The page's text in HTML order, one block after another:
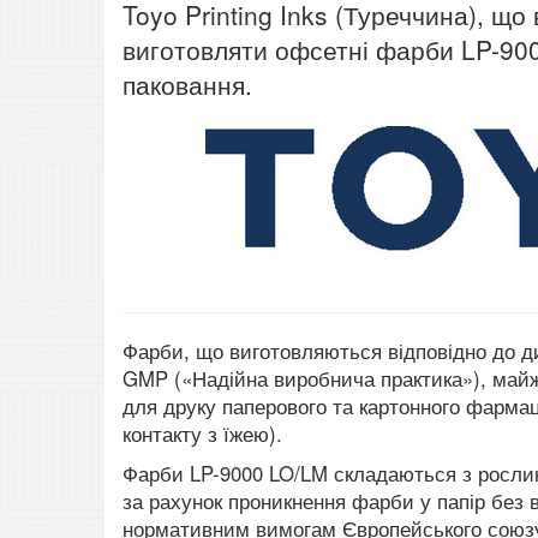
Toyo Printing Inks (Туреччина), що
виготовляти офсетні фарби LP-
паковання.
Фарби, що виготовляються відповідно до
GMP («Надійна виробнича практика»),
для друку паперового та картонного
контакту з їжею).
Фарби LP-9000 LO/LM складаються з
за рахунок проникнення фарби у папір без
нормативним вимогам Європейського